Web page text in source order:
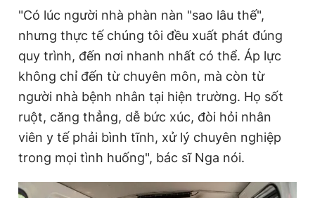
"Có lúc người nhà phàn nàn "sao lâu thế",
nhưng thực tế chúng tôi đều xuất phát đúng
quy trình, đến nơi nhanh nhất có thể. Áp lực
không chỉ đến từ chuyên môn, mà còn từ
người nhà bệnh nhân tại hiện trường. Họ sốt
ruột, căng thẳng, dễ bức xúc, đòi hỏi nhân
viên y tế phải bình tĩnh, xử lý chuyên nghiệp
trong mọi tình huống", bác sĩ Nga nói.